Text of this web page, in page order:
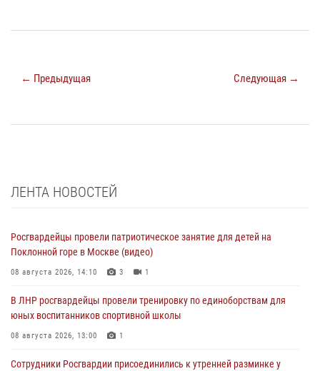
← Предыдущая Следующая →
ЛЕНТА НОВОСТЕЙ
Росгвардейцы провели патриотическое занятие для детей на
Поклонной горе в Москве (видео)
08 августа 2026, 14:10 3 1
В ЛНР росгвардейцы провели тренировку по единоборствам для
юных воспитанников спортивной школы
08 августа 2026, 13:00 1
Сотрудники Росгвардии присоединились к утренней разминке у